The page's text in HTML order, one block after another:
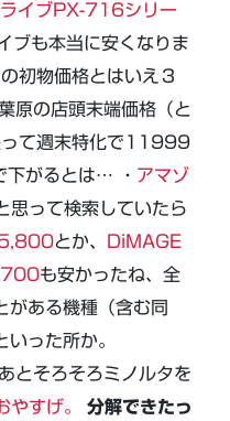
イブPX-716シリー
ブも本当に安くなりま
初物価格とはいえ３
原の店頭末端価格（と
って週末特化で11999
下がるとは… ・ アマゾ
って検索していたら
とか、
DiMAGE
も安かったね、全
ある機種（含む同
った所か。
とそろそろミノルタを
すげ。
分解できたっ